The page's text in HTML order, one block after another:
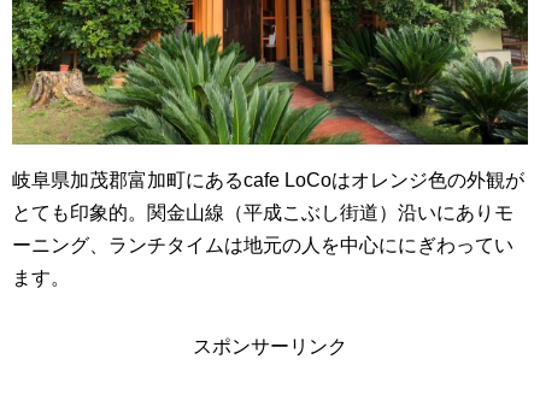
岐阜県加茂郡富加町にあるcafe LoCoはオレンジ色の外観が
とても印象的。関金山線（平成こぶし街道）沿いにありモ
ーニング、ランチタイムは地元の人を中心ににぎわってい
ます。
スポンサーリンク